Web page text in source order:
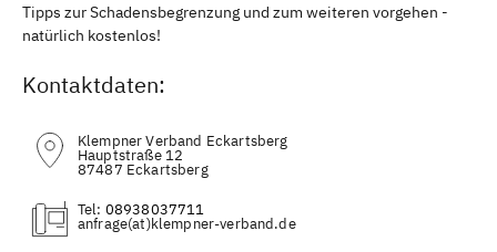
Tipps zur Schadensbegrenzung und zum weiteren vorgehen -
natürlich kostenlos!
Kontaktdaten:
Klempner Verband Eckartsberg
Hauptstraße 12
87487 Eckartsberg
Tel: 08938037711
(at)